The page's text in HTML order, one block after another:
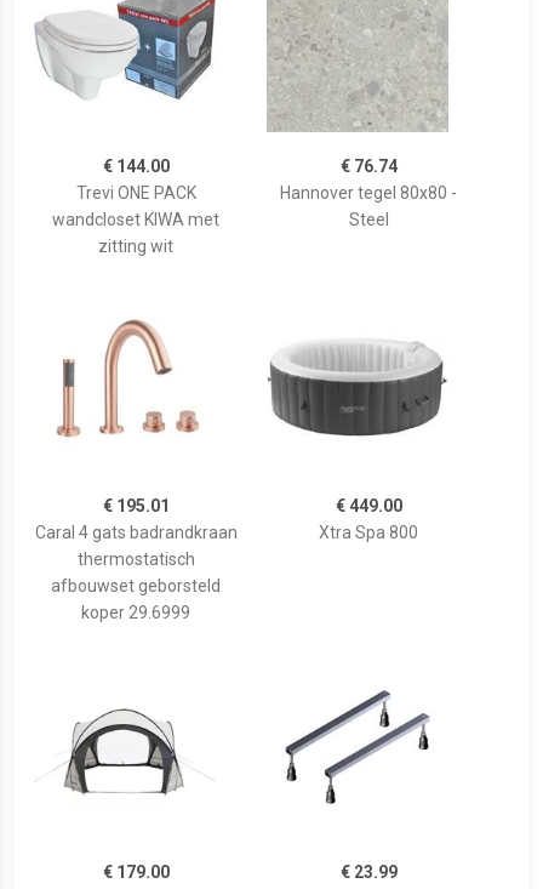
€ 144.00
Trevi ONE PACK
wandcloset KIWA met
zitting wit
€ 76.74
Hannover tegel 80x80 -
Steel
€ 195.01
Caral 4 gats badrandkraan
thermostatisch
afbouwset geborsteld
koper 29.6999
€ 449.00
Xtra Spa 800
€ 179.00 € 23.99